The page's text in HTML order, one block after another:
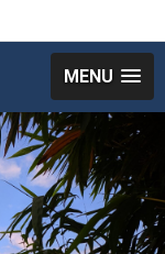
MENU